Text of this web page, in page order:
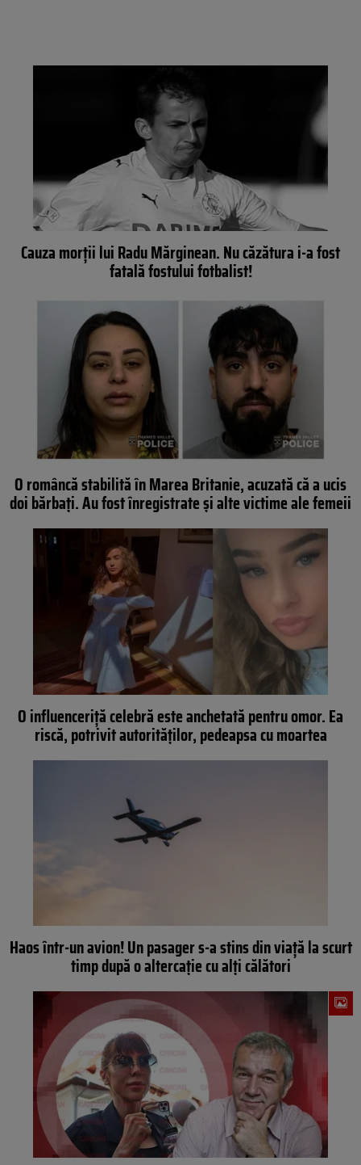
Cauza morții lui Radu Mărginean. Nu căzătura i-a fost
fatală fostului fotbalist!
O româncă stabilită în Marea Britanie, acuzată că a ucis
doi bărbați. Au fost înregistrate și alte victime ale femeii
O influenceriță celebră este anchetată pentru omor. Ea
riscă, potrivit autorităților, pedeapsa cu moartea
Haos într-un avion! Un pasager s-a stins din viață la scurt
timp după o altercație cu alți călători